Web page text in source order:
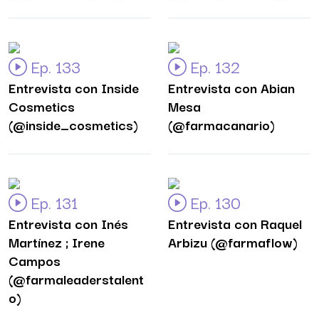
Ep. 133
Entrevista con Inside
Cosmetics
(@inside_cosmetics)
Ep. 132
Entrevista con Abian
Mesa
(@farmacanario)
Ep. 131
Entrevista con Inés
Martínez ; Irene
Campos
(@farmaleaderstalent
o)
Ep. 130
Entrevista con Raquel
Arbizu (@farmaflow)